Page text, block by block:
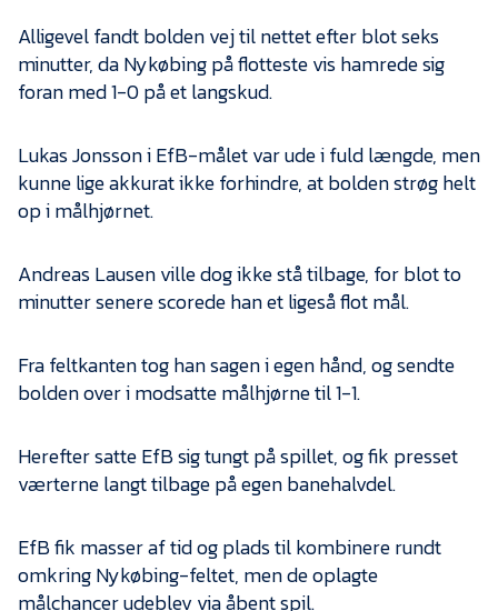
Alligevel fandt bolden vej til nettet efter blot seks
minutter, da Nykøbing på flotteste vis hamrede sig
foran med 1-0 på et langskud.
Lukas Jonsson i EfB-målet var ude i fuld længde, men
kunne lige akkurat ikke forhindre, at bolden strøg helt
op i målhjørnet.
Andreas Lausen ville dog ikke stå tilbage, for blot to
minutter senere scorede han et ligeså flot mål.
Fra feltkanten tog han sagen i egen hånd, og sendte
bolden over i modsatte målhjørne til 1-1.
Herefter satte EfB sig tungt på spillet, og fik presset
værterne langt tilbage på egen banehalvdel.
EfB fik masser af tid og plads til kombinere rundt
omkring Nykøbing-feltet, men de oplagte
målchancer udeblev via åbent spil.